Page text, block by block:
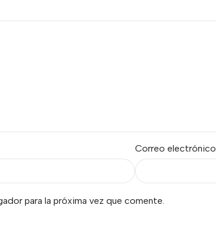
Correo electrónico
para la próxima vez que comente.